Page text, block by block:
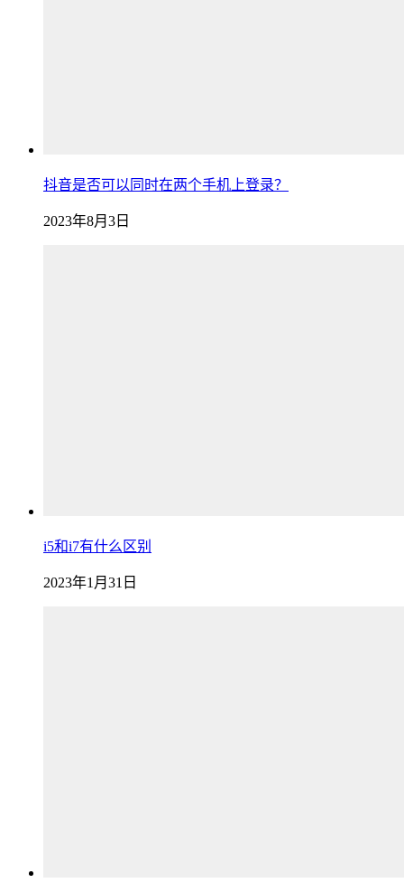
抖音是否可以同时在两个手机上登录？
2023年8月3日
i5和i7有什么区别
2023年1月31日